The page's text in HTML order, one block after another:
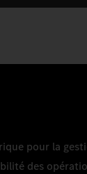
pour la
des